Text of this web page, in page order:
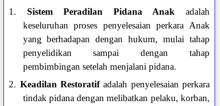
1. Sistem Peradilan Pidana Anak adalah
keseluruhan proses penyelesaian perkara Anak
yang berhadapan dengan hukum, mulai tahap
penyelidikan sampai dengan tahap
pembimbingan setelah menjalani pidana.
2. Keadilan Restoratifadalah penyelesaian perkara
tindak pidana dengan melibatkan pelaku, korban,